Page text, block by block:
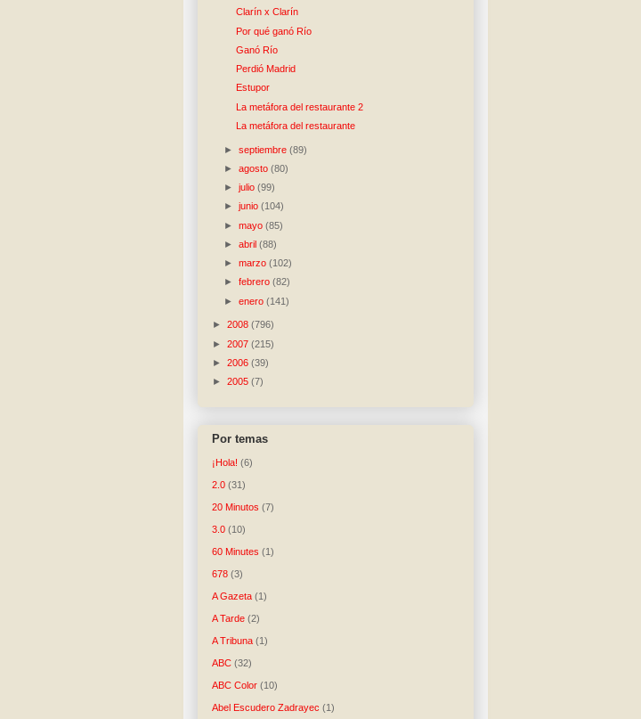
Clarín x Clarín
Por qué ganó Río
Ganó Río
Perdió Madrid
Estupor
La metáfora del restaurante 2
La metáfora del restaurante
►septiembre(89)
►agosto(80)
►julio(99)
►junio(104)
►mayo(85)
►abril(88)
►marzo(102)
►febrero(82)
►enero(141)
► 2008 (796)
► 2007 (215)
► 2006 (39)
► 2005 (7)
Por temas
¡Hola! (6)
2.0 (31)
20 Minutos (7)
3.0 (10)
60 Minutes (1)
678 (3)
A Gazeta (1)
A Tarde (2)
A Tribuna (1)
ABC (32)
ABC Color (10)
Abel Escudero Zadrayec (1)